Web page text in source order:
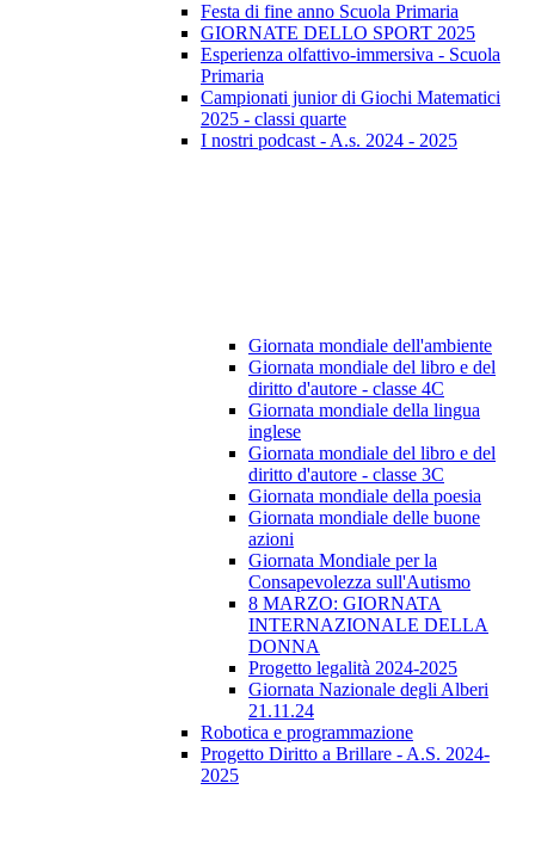
Festa di fine anno Scuola Primaria
GIORNATE DELLO SPORT 2025
Esperienza olfattivo-immersiva - Scuola
Primaria
Campionati junior di Giochi Matematici
2025 - classi quarte
I nostri podcast - A.s. 2024 - 2025
Giornata mondiale dell'ambiente
Giornata mondiale del libro e del
diritto d'autore - classe 4C
Giornata mondiale della lingua
inglese
Giornata mondiale del libro e del
diritto d'autore - classe 3C
Giornata mondiale della poesia
Giornata mondiale delle buone
azioni
Giornata Mondiale per la
Consapevolezza sull'Autismo
8 MARZO: GIORNATA
INTERNAZIONALE DELLA
DONNA
Progetto legalità 2024-2025
Giornata Nazionale degli Alberi
21.11.24
Robotica e programmazione
Progetto Diritto a Brillare - A.S. 2024-
2025